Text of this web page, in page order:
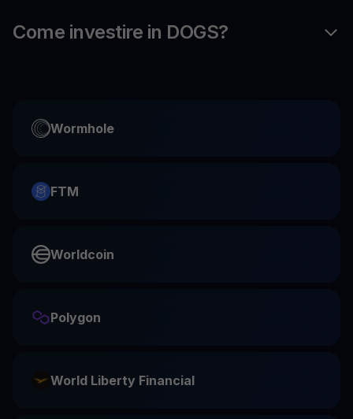
Come investire in DOGS?
Wormhole
FTM
Worldcoin
Polygon
World Liberty Financial